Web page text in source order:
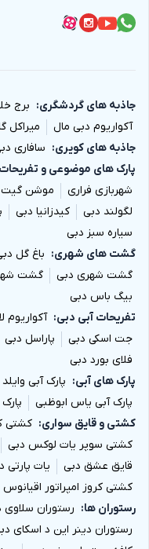
جاذبه های گردشگری برج
آکواریوم دبی مال
میراکل
جاذبه های کویری
سافاری
پارک های موضوعی و
شهربازی فراری
موشن گیت
لگولند دبی
کیدزانیا دبی
سیاره سبز دبی
گشت های شهری
باغ گل
گشت شهری دبی
گشت
بیگ باس دبی
تفریحات آبی دبی
آکواریوم
جت اسکی دبی
پاراسل دبی
فلای بورد دبی
پارک های آبی
پارک آبی
پارک آبی یاس ابوظبی
کشتی و قایق سواری
کشتی
کشتی سوپر یات لوکس دبی
قایق عشق دبی
یات پارتی
کشتی کروز امپراتور اقیانوس
رستوران ها
رستوران سلاوی
رستوران دینر این د اسکای